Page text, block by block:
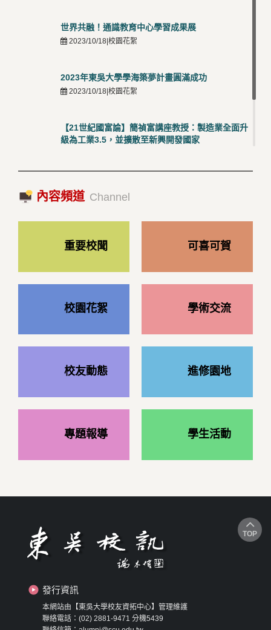
世界共融！通識教育中心學習成果展
2023/10/18|校園花絮
2023年東吳大學學海築夢計畫圓滿成功
2023/10/18|校園花絮
【21世紀國富論】簡禎富講座教授：製造業全面升
級為工業3.5，並擴散至新興開發國家
2023/10/18|推薦閱讀
內容頻道 Channel
重要校聞 可喜可賀
校園花絮 學術交流
校友動態 進修園地
專題報導 學生活動
發行資訊
本網站由【東吳大學校友資拓中心】管理維護
聯絡電話：(02) 2881-9471 分機5439
TOP